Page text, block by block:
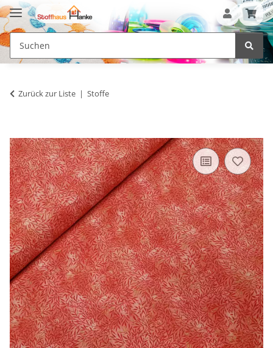
Zurück zur Liste Stoffe